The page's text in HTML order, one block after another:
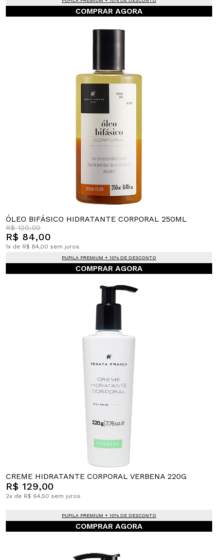
COMPRAR AGORA
ÓLEO BIFÁSICO HIDRATANTE CORPORAL 250ML
R$ 120,00
R$ 84,00
1x de R$ 84,00 sem juros.
PUPILA PREMIUM + 10% DE DESCONTO
COMPRAR AGORA
CREME HIDRATANTE CORPORAL VERBENA 220G
R$ 129,00
2x de R$ 64,50 sem juros.
PUPILA PREMIUM + 10% DE DESCONTO
COMPRAR AGORA